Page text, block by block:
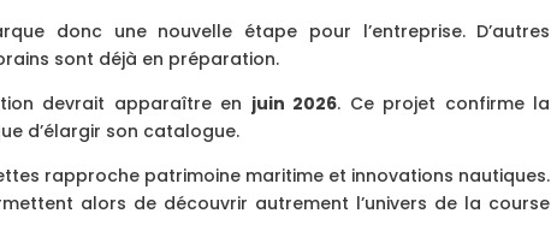
donc une nouvelle étape pour l’entreprise. D’autres
sont déjà en préparation.
devrait apparaître en juin 2026. Ce projet confirme la
d’élargir son catalogue.
rapproche patrimoine maritime et innovations nautiques.
alors de découvrir autrement l’univers de la course